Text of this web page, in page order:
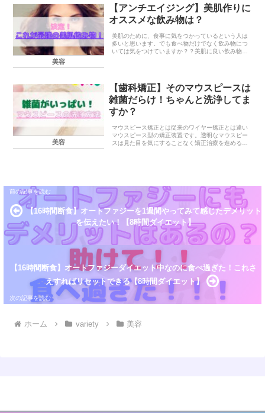
美容
【アンチエイジング】美肌作りに
オススメな飲み物は？
美肌のために、食事に気をつかっているという人は
多いと思います。でも食べ物だけでなく飲み物につ
いては気をつけていますか？？美肌に良い飲み物を
美容
【歯科矯正】そのマウスピースは
雑菌だらけ！ちゃんと洗浄してま
すか？
マウスピース矯正とは従来のワイヤー矯正とは違い
マウスピース型の矯正装置です。透明なマウスピー
スは見た目を気にすることなく矯正治療を進めるこ
【16時間断食】オートファジーを1週間やってみて感じたデメリット
を伝えたい！【8時間ダイエット】
【16時間断食】オートファジーダイエット中なのに食べ過ぎた！これさ
えすればリセットできる【8時間ダイエット】
ホーム variety 美容